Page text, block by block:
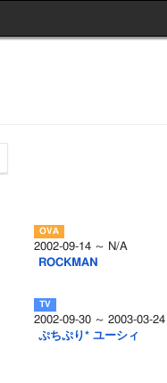
2002-09-14 ～ N/A
ROCKMAN
2002-09-30 ～ 2003-03-24
ぷちぷり* ユーシィ